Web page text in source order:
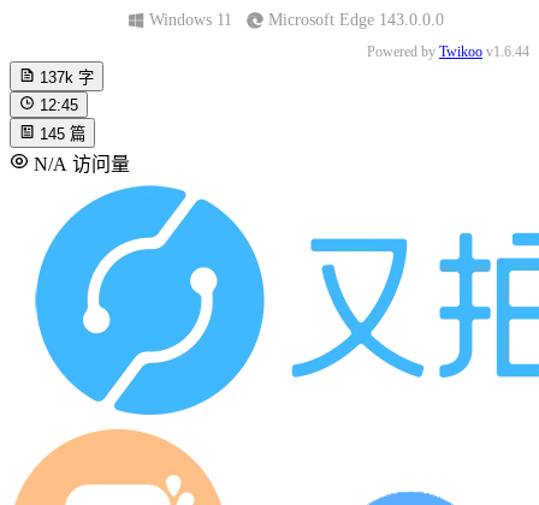
Windows 11 Microsoft Edge 143.0.0.0
Powered by Twikoo v1.6.44
137k 字
12:45
145 篇
N/A 访问量